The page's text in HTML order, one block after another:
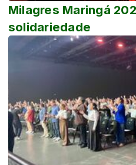
Milagres Maringá
solidariedade